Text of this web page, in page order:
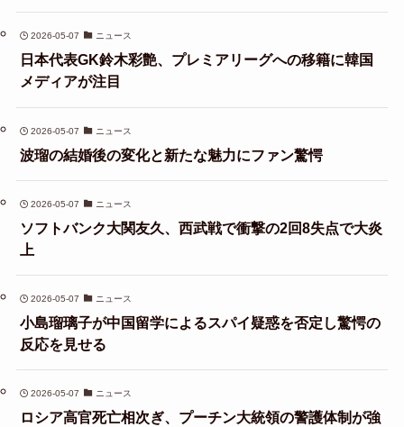
2026-05-07 ニュース
日本代表GK鈴木彩艶、プレミアリーグへの移籍に韓国
メディアが注目
2026-05-07 ニュース
波瑠の結婚後の変化と新たな魅力にファン驚愕
2026-05-07 ニュース
ソフトバンク大関友久、西武戦で衝撃の2回8失点で大炎
上
2026-05-07 ニュース
小島瑠璃子が中国留学によるスパイ疑惑を否定し驚愕の
反応を見せる
2026-05-07 ニュース
ロシア高官死亡相次ぎ、プーチン大統領の警護体制が強